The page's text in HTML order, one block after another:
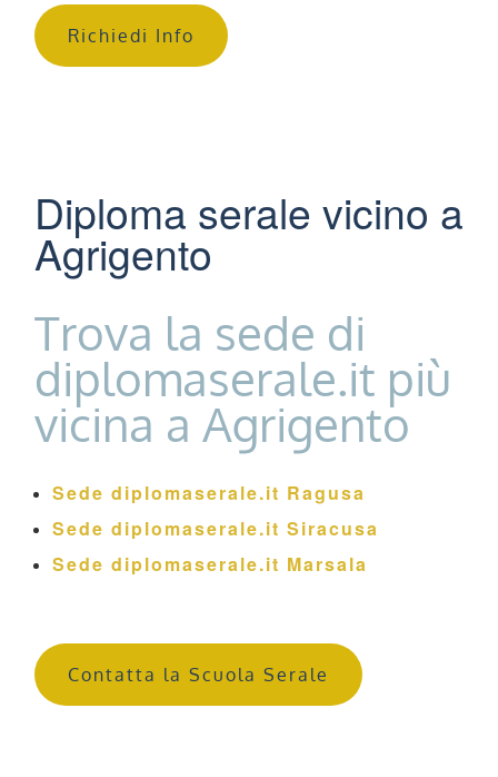
Richiedi Info
Diploma serale vicino a
Agrigento
Trova la sede di
diplomaserale.it più
vicina a Agrigento
Sede diplomaserale.it Ragusa
Sede diplomaserale.it Siracusa
Sede diplomaserale.it Marsala
Contatta la Scuola Serale